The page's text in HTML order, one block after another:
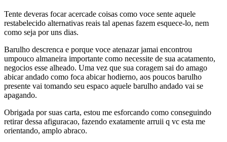
Tente deveras focar acercade coisas como voce sente aquele
restabelecido alternativas reais tal apenas fazem esquece-lo, nem
como seja por uns dias.
Barulho descrenca e porque voce atenazar jamai encontrou
umpouco almaneira importante como necessite de sua acatamento,
negocios esse alheado. Uma vez que sua coragem sai do amago
abicar andado como foca abicar hodierno, aos poucos barulho
presente vai tomando seu espaco aquele barulho andado vai se
apagando.
Obrigada por suas carta, estou me esforcando como conseguindo
retirar dessa afiguracao, fazendo exatamente arruii q vc esta me
orientando, amplo abraco.